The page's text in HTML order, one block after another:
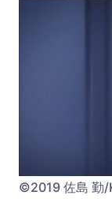
©2019 佐島 勤/